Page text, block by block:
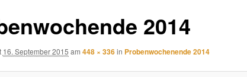
2014
16. September 2015 am 448 × 336in Probenwochenende 2014